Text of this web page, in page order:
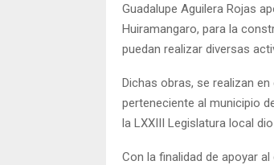
Guadalupe Aguilera Rojas
Huiramangaro, para la
puedan realizar diversas
Dichas obras, se realizan
perteneciente al municipio
la LXXIII Legislatura local
Con la finalidad de apoyar